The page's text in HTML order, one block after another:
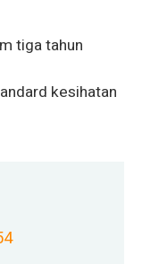
tiga tahun
kesihatan